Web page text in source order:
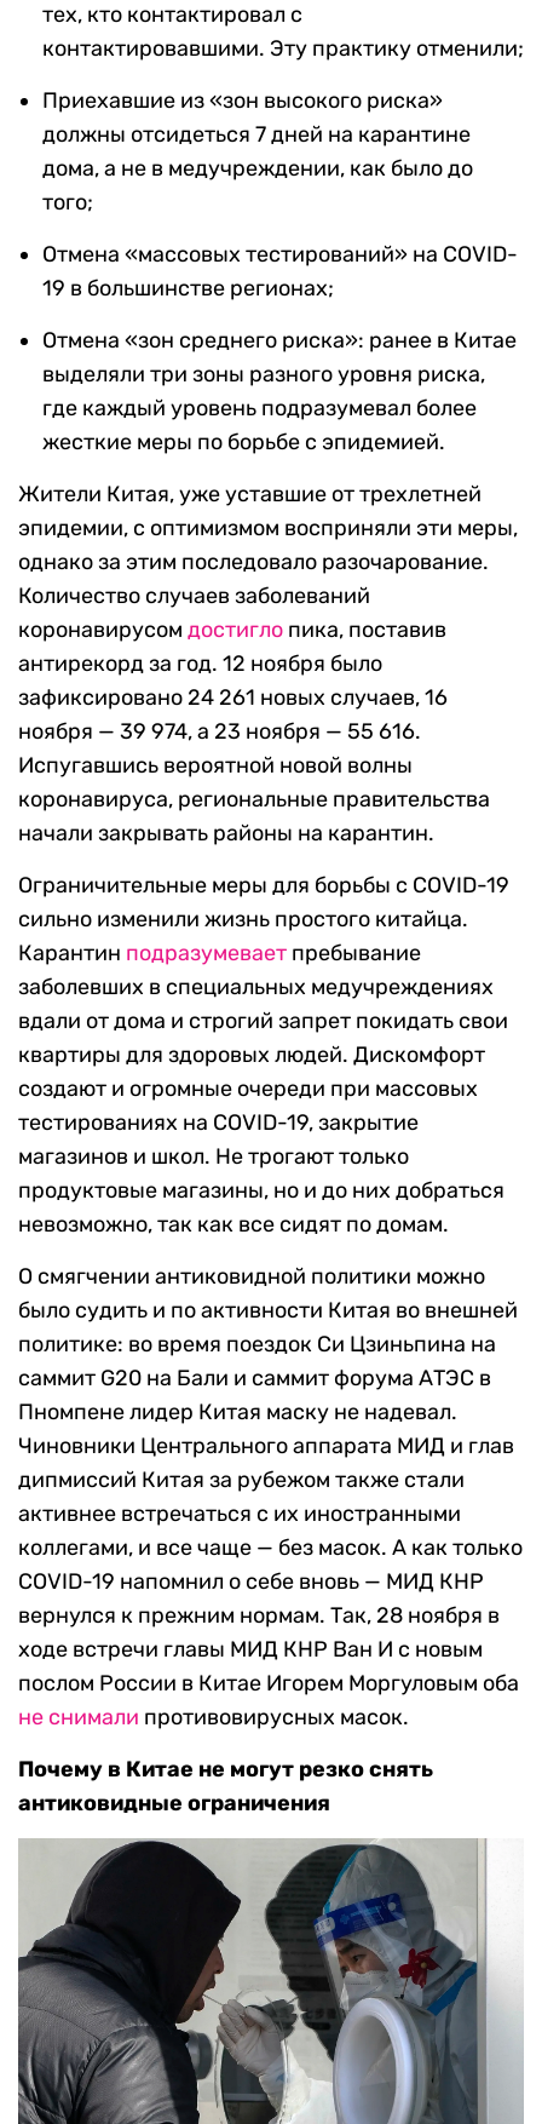
тех, кто контактировал с
контактировавшими. Эту практику отменили;
Приехавшие из «зон высокого риска»
должны отсидеться 7 дней на карантине
дома, а не в медучреждении, как было до
того;
Отмена «массовых тестирований» на COVID-
19 в большинстве регионах;
Отмена «зон среднего риска»: ранее в Китае
выделяли три зоны разного уровня риска,
где каждый уровень подразумевал более
жесткие меры по борьбе с эпидемией.
Жители Китая, уже уставшие от трехлетней
эпидемии, с оптимизмом восприняли эти меры,
однако за этим последовало разочарование.
Количество случаев заболеваний
коронавирусом достигло пика, поставив
антирекорд за год. 12 ноября было
зафиксировано 24 261 новых случаев, 16
ноября — 39 974, а 23 ноября — 55 616.
Испугавшись вероятной новой волны
коронавируса, региональные правительства
начали закрывать районы на карантин.
Ограничительные меры для борьбы с COVID-19
сильно изменили жизнь простого китайца.
Карантин подразумевает пребывание
заболевших в специальных медучреждениях
вдали от дома и строгий запрет покидать свои
квартиры для здоровых людей. Дискомфорт
создают и огромные очереди при массовых
тестированиях на COVID-19, закрытие
магазинов и школ. Не трогают только
продуктовые магазины, но и до них добраться
невозможно, так как все сидят по домам.
О смягчении антиковидной политики можно
было судить и по активности Китая во внешней
политике: во время поездок Си Цзиньпина на
саммит G20 на Бали и саммит форума АТЭС в
Пномпене лидер Китая маску не надевал.
Чиновники Центрального аппарата МИД и глав
дипмиссий Китая за рубежом также стали
активнее встречаться с их иностранными
коллегами, и все чаще — без масок. А как только
COVID-19 напомнил о себе вновь — МИД КНР
вернулся к прежним нормам. Так, 28 ноября в
ходе встречи главы МИД КНР Ван И с новым
послом России в Китае Игорем Моргуловым оба
не снимали противовирусных масок.
Почему в Китае не могут резко снять
антиковидные ограничения